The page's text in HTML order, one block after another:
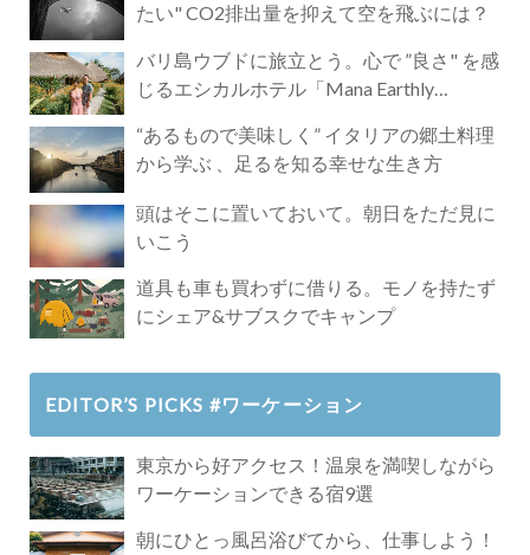
たい" CO2排出量を抑えて空を飛ぶには？
バリ島ウブドに旅立とう。心で ”良さ" を感
じるエシカルホテル「Mana Earthly
“あるもので美味しく” イタリアの郷土料理
から学ぶ 、足るを知る幸せな生き方
頭はそこに置いておいて。朝日をただ見に
いこう
道具も車も買わずに借りる。モノを持たず
にシェア&サブスクでキャンプ
EDITOR’S PICKS #ワーケーション
東京から好アクセス！温泉を満喫しながら
ワーケーションできる宿9選
朝にひとっ風呂浴びてから、仕事しよう！